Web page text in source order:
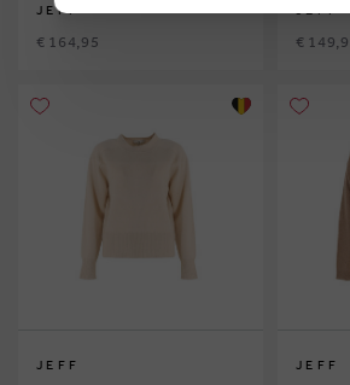
JEFF
€ 164,95
JEFF
€
JEFF JEFF